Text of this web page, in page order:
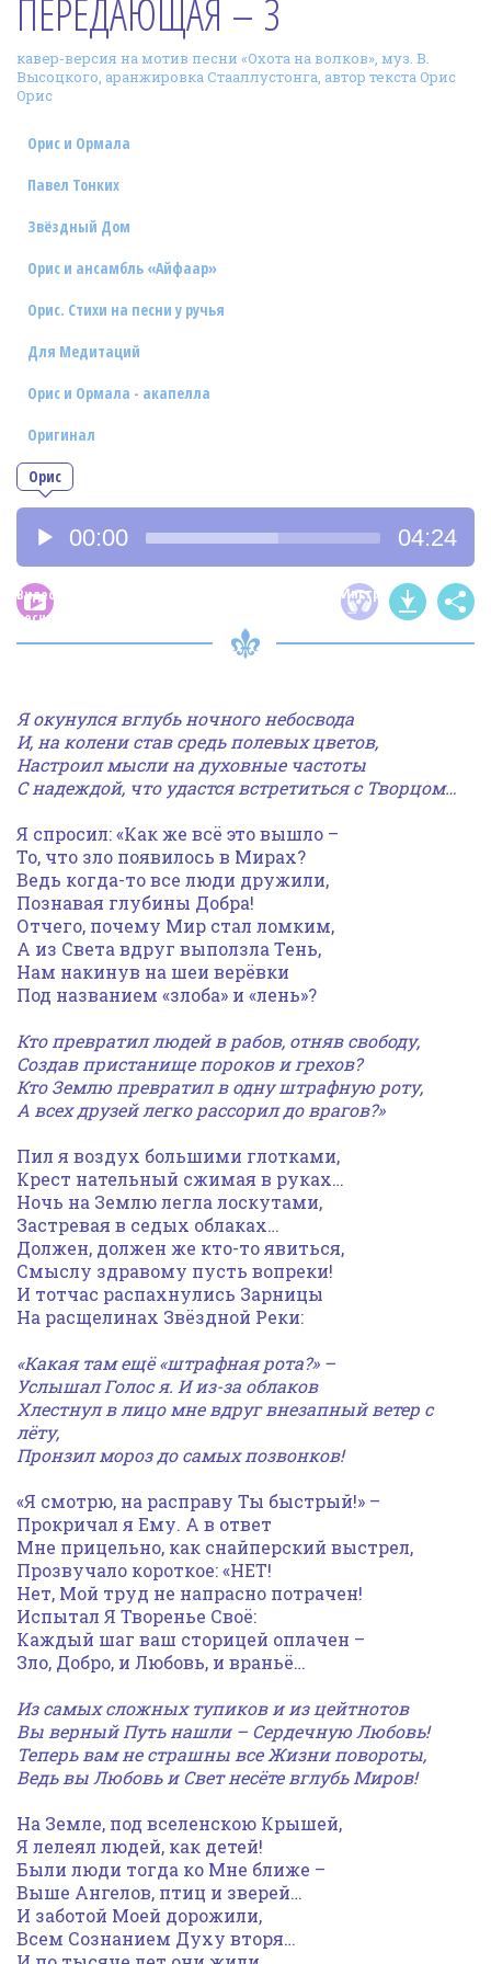
Фотогалерея
In English
Номера песен
ПЕРЕДАЮЩАЯ – 3
кавер-версия на мотив песни «Охота на волков», муз. В.
Высоцкого, аранжировка Стааллустонга, автор текста Орис
Орис
Орис
Орис и Ормала
Павел Тонких
Звёздный Дом
Орис и ансамбль «Айфаар»
Орис. Стихи на песни у ручья
Для Медитаций
Орис и Ормала - акапелла
Оригинал
Аудиоплеер
00:00 04:24
Видео
песни
Инструментал
Я окунулся вглубь ночного небосвода
И, на колени став средь полевых цветов,
Настроил мысли на духовные частоты
С надеждой, что удастся встретиться с Творцом…
Я спросил: «Как же всё это вышло –
То, что зло появилось в Мирах?
Ведь когда-то все люди дружили,
Познавая глубины Добра!
Отчего, почему Мир стал ломким,
А из Света вдруг выползла Тень,
Нам накинув на шеи верёвки
Под названием «злоба» и «лень»?
Кто превратил людей в рабов, отняв свободу,
Создав пристанище пороков и грехов?
Кто Землю превратил в одну штрафную роту,
А всех друзей легко рассорил до врагов?»
Пил я воздух большими глотками,
Крест нательный сжимая в руках…
Ночь на Землю легла лоскутами,
Застревая в седых облаках…
Должен, должен же кто-то явиться,
Смыслу здравому пусть вопреки!
И тотчас распахнулись Зарницы
На расщелинах Звёздной Реки:
«Какаятам ещё«штрафная рота?» –
Услышал Голос я. И из-за облаков
Хлестнул в лицо мне вдругвнезапный ветер с
лёту,
Пронзил мороз до самых позвонков!
«Я смотрю, на расправу Ты быстрый!» –
Прокричал я Ему. А в ответ
Мне прицельно, как снайперский выстрел,
Прозвучало короткое: «НЕТ!
Нет, Мой труд не напрасно потрачен!
Испытал Я Творенье Своё:
Каждый шаг ваш сторицей оплачен –
Зло, Добро, и Любовь, и враньё…
Из самых сложных тупиков и из цейтнотов
Вы верный Путь нашли – Сердечную Любовь!
Теперь вам не страшны все Жизни повороты,
Ведь вы Любовь и Свет несёте вглубь Миров!
На Земле, под вселенскою Крышей,
Я лелеял людей, как детей!
Были люди тогда ко Мне ближе –
Выше Ангелов, птиц и зверей…
И заботой Моей дорожили,
Всем Сознанием Духу вторя…